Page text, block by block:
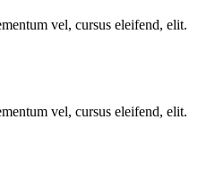
vel, cursus eleifend, elit.
vel, cursus eleifend, elit.